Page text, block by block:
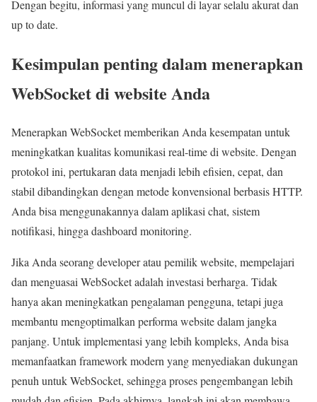
Dengan begitu, informasi yang muncul di layar selalu akurat dan
up to date.
Kesimpulan penting dalam menerapkan
WebSocket di website Anda
Menerapkan WebSocket memberikan Anda kesempatan untuk
meningkatkan kualitas komunikasi real-time di website. Dengan
protokol ini, pertukaran data menjadi lebih efisien, cepat, dan
stabil dibandingkan dengan metode konvensional berbasis HTTP.
Anda bisa menggunakannya dalam aplikasi chat, sistem
notifikasi, hingga dashboard monitoring.
Jika Anda seorang developer atau pemilik website, mempelajari
dan menguasai WebSocket adalah investasi berharga. Tidak
hanya akan meningkatkan pengalaman pengguna, tetapi juga
membantu mengoptimalkan performa website dalam jangka
panjang. Untuk implementasi yang lebih kompleks, Anda bisa
memanfaatkan framework modern yang menyediakan dukungan
penuh untuk WebSocket, sehingga proses pengembangan lebih